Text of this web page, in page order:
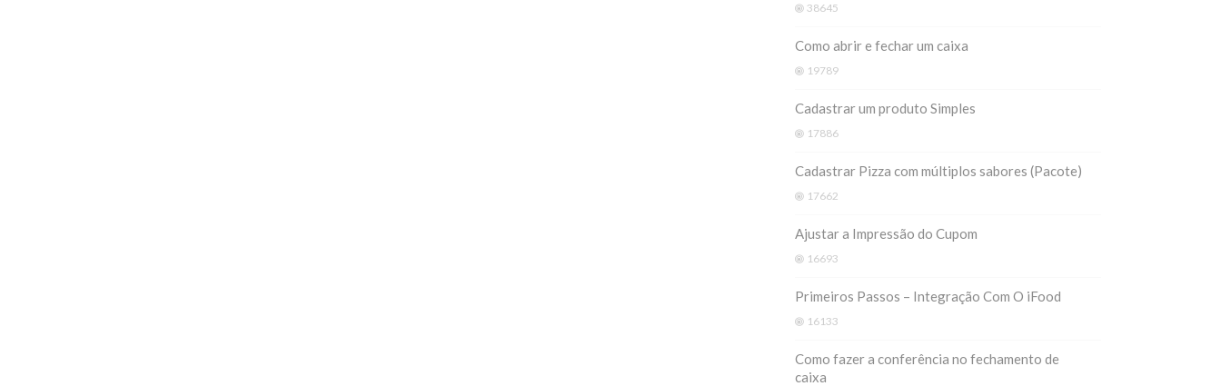
38645
Como abrir e fechar um caixa
19789
Cadastrar um produto Simples
17886
Cadastrar Pizza com múltiplos sabores (Pacote)
17662
Ajustar a Impressão do Cupom
16693
Primeiros Passos – Integração Com O iFood
16133
Como fazer a conferência no fechamento de
caixa